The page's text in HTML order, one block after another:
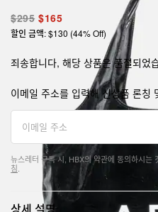
$295 $165
할인 금액: $130 (44% Off)
죄송합니다, 해당 상품은 품절되었
이메일 주소를 입력해 신상품 론칭
뉴스레터 구독 시, HBX의 약관에 동의하시는
침